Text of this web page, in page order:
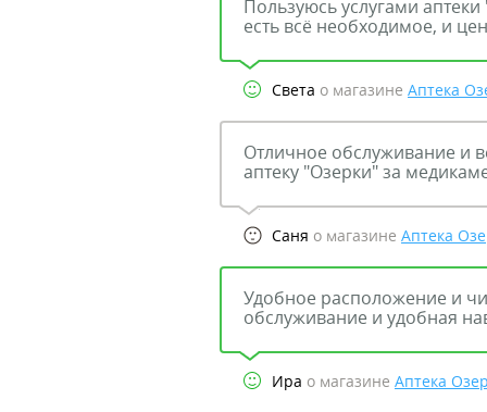
Пользуюсь услугами
есть всё необходимое, и
Света о магазине Аптека
Отличное обслуживание и
аптеку "Озерки" за
Саня о магазине Аптека
Удобное расположение и
обслуживание и удобная
Ира о магазине Аптека